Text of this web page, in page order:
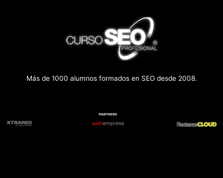
Más de 1000 alumnos formados en SEO desde 2008.